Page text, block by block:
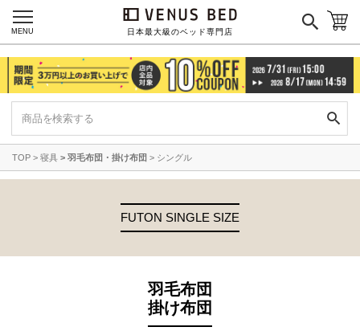
日本最大級のベッド専門店
MENU
TOP 寝具 羽毛布団・掛け布団 シングル
FUTON SINGLE SIZE
羽毛布団
掛け布団